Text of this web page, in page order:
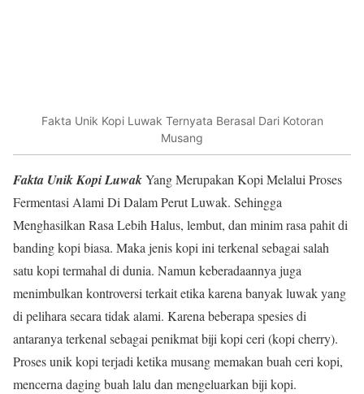
Fakta Unik Kopi Luwak Ternyata Berasal Dari Kotoran
Musang
Fakta Unik Kopi LuwakYang Merupakan Kopi Melalui Proses
Fermentasi Alami Di Dalam Perut Luwak. Sehingga
Menghasilkan Rasa Lebih Halus, lembut, dan minim rasa pahit di
banding kopi biasa. Maka jenis kopi ini terkenal sebagai salah
satu kopi termahal di dunia. Namun keberadaannya juga
menimbulkan kontroversi terkait etika karena banyak luwak yang
di pelihara secara tidak alami. Karena beberapa spesies di
antaranya terkenal sebagai penikmat biji kopi ceri (kopi cherry).
Proses unik kopi terjadi ketika musang memakan buah ceri kopi,
mencerna daging buah lalu dan mengeluarkan biji kopi.